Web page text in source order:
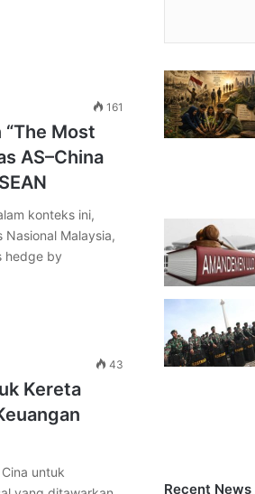
161
Most
AS–China
konteks ini,
Nasional Malaysia,
hedge by
43
Kereta
untuk
Recent News